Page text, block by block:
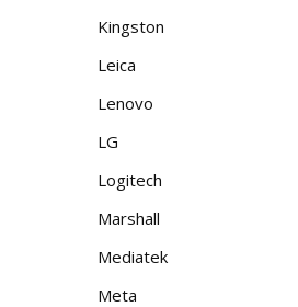
Kingston
Leica
Lenovo
LG
Logitech
Marshall
Mediatek
Meta